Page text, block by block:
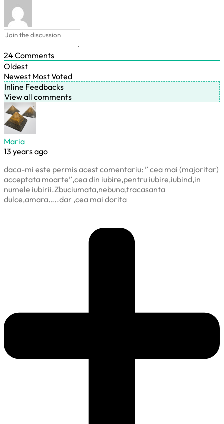
24 Comments
Oldest
Newest Most Voted
Inline Feedbacks
View all comments
Maria
13 years ago
daca-mi este permis acest comentariu: ” cea mai (majoritar)
acceptata moarte”,cea din iubire,pentru iubire,iubind,in
numele iubirii.Zbuciumata,nebuna,tracasanta
dulce,amara…..dar ,cea mai dorita